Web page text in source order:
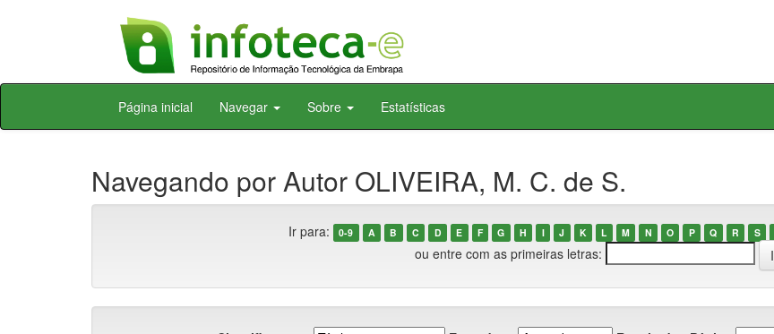
Skip
Página inicial Navegar Sobre Estatísticas
Navegando por Autor OLIVEIRA, M. C. de S.
Ir para: 0-9 A B C D E F G H I J K L M N O P Q R S
ou entre com as primeiras letras: